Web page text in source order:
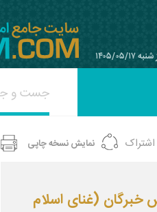
۱۴۰۵/۰۵/۱۷
اشتراک نمایش نسخه چاپی
(غنای اسلام